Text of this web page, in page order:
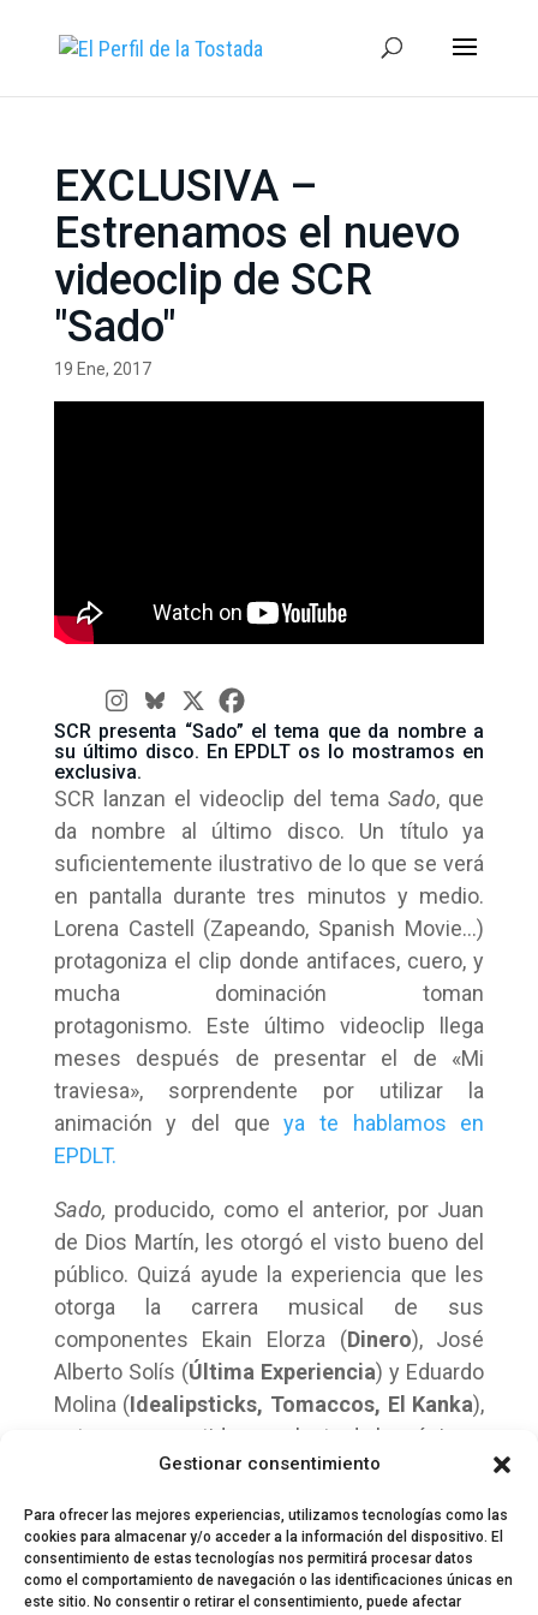
Gestionar consentimiento
Para ofrecer las mejores experiencias, utilizamos tecnologías como las
cookies para almacenar y/o acceder a la información del dispositivo. El
consentimiento de estas tecnologías nos permitirá procesar datos
como el comportamiento de navegación o las identificaciones únicas en
este sitio. No consentir o retirar el consentimiento, puede afectar
EXCLUSIVA –
Estrenamos el nuevo
videoclip de SCR
"Sado"
19 Ene, 2017
SCR presenta “Sado” el tema que da nombre a
su último disco. En EPDLT os lo mostramos en
exclusiva.
SCR lanzan el videoclip del temaSado, que
da nombre al último disco. Un título ya
suficientemente ilustrativo de lo que se verá
en pantalla durante tres minutos y medio.
Lorena Castell (Zapeando, Spanish Movie…)
protagoniza el clip donde antifaces, cuero, y
mucha dominación toman
protagonismo. Este último videoclip llega
meses después de presentar el de «Mi
traviesa», sorprendente por utilizar la
animación y del que ya te hablamos en
EPDLT.
Sado, producido, como el anterior, por Juan
de Dios Martín, les otorgó el visto bueno del
público. Quizá ayude la experiencia que les
otorga la carrera musical de sus
componentes Ekain Elorza (Dinero), José
Alberto Solís (Última Experiencia) y Eduardo
Molina (Idealipsticks, Tomaccos, El Kanka),
veteranos y curtidos en el arte de la música.